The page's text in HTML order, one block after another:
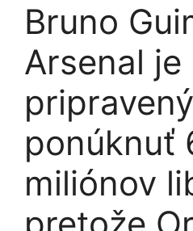
Bruno
Arsenal je
pripravený
ponúknuť
miliónov